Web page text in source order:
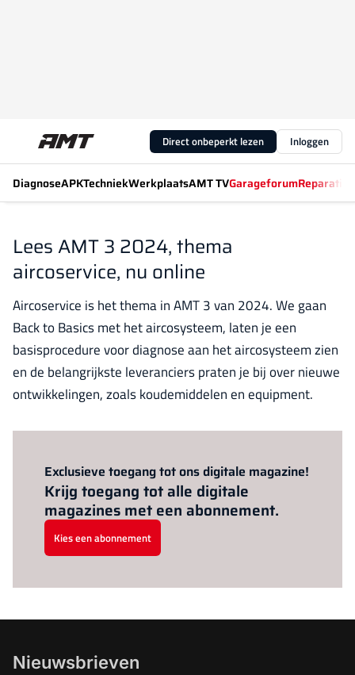
Direct onbeperkt lezen Inloggen
DiagnoseAPKTechniekWerkplaatsAMT TVGarageforum
Lees AMT 3 2024, thema
aircoservice, nu online
Aircoservice is het thema in AMT 3 van 2024. We gaan
Back to Basics met het aircosysteem, laten je een
basisprocedure voor diagnose aan het aircosysteem zien
en de belangrijkste leveranciers praten je bij over nieuwe
ontwikkelingen, zoals koudemiddelen en equipment.
Exclusieve toegang tot ons digitale magazine!
Krijg toegang tot alle digitale
magazines met een abonnement.
Kies een abonnement
Nieuwsbrieven